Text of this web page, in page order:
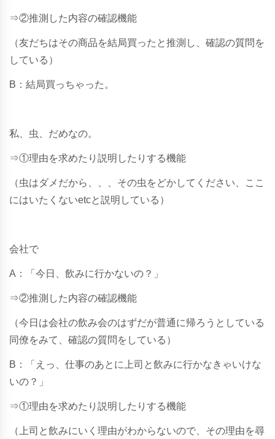
⇒②推測した内容の確認機能
（友だちはその商品を結局買ったと推測し、確認の質問を
している）
B：結局買っちゃった。
私、虫、だめなの。
⇒①理由を求めたり説明したりする機能
（虫はダメだから、、、その虫をどかしてください、ここ
にはいたくないetcと説明している）
会社で
A：「今日、飲みに行かないの？」
⇒②推測した内容の確認機能
（今日は会社の飲み会のはずだが普通に帰ろうとしている
同僚をみて、確認の質問をしている）
B：「えっ、仕事のあとに上司と飲みに行かなきゃいけな
いの？」
⇒①理由を求めたり説明したりする機能
（上司と飲みにいく理由がわからないので、その理由を尋